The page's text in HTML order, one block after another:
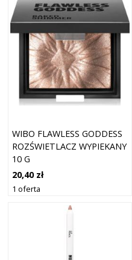
WIBO FLAWLESS GODDESS
ROZŚWIETLACZ WYPIEKANY
10 G
20,40 zł
1 oferta